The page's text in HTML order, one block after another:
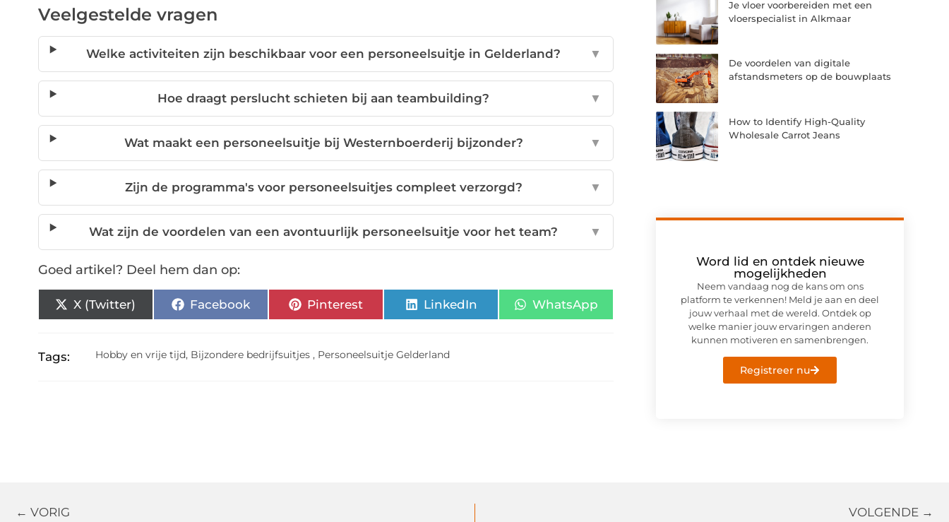
Veelgestelde vragen
Welke activiteiten zijn beschikbaar voor een personeelsuitje in Gelderland? ▼
Hoe draagt perslucht schieten bij aan teambuilding? ▼
Wat maakt een personeelsuitje bij Westernboerderij bijzonder? ▼
Zijn de programma's voor personeelsuitjes compleet verzorgd? ▼
Wat zijn de voordelen van een avontuurlijk personeelsuitje voor het team? ▼
Goed artikel? Deel hem dan op:
X (Twitter) Facebook Pinterest LinkedIn WhatsApp
Tags: Hobby en vrije tijd, Bijzondere bedrijfsuitjes , Personeelsuitje Gelderland
Je vloer voorbereiden met een
vloerspecialist in Alkmaar
De voordelen van digitale
afstandsmeters op de bouwplaats
How to Identify High-Quality
Wholesale Carrot Jeans
Word lid en ontdek nieuwe
mogelijkheden
Neem vandaag nog de kans om ons
platform te verkennen! Meld je aan en deel
jouw verhaal met de wereld. Ontdek op
welke manier jouw ervaringen anderen
kunnen motiveren en samenbrengen.
Registreer nu
← VORIG VOLGENDE →